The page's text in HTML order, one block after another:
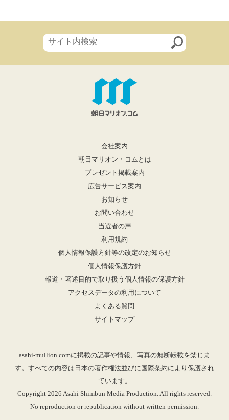
会社案内
朝日マリオン・コムとは
プレゼント掲載案内
広告サービス案内
お知らせ
お問い合わせ
当選者の声
利用規約
個人情報保護方針等の改定のお知らせ
個人情報保護方針
報道・著述目的で取り扱う個人情報の保護方針
アクセスデータの利用について
よくある質問
サイトマップ
asahi-mullion.comに掲載の記事や情報、写真の無断転載を禁じま
す。すべての内容は日本の著作権法並びに国際条約により保護され
ています。
Copyright 2026 Asahi Shimbun Media Production. All rights reserved.
No reproduction or republication without written permission.